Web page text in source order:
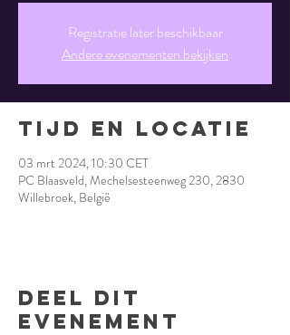
Registratie later beschikbaar
Andere evenementen bekijken
Tijd en locatie
03 mrt 2024, 10:30 CET
PC Blaasveld, Mechelsesteenweg 230, 2830
Willebroek, België
Deel dit
evenement